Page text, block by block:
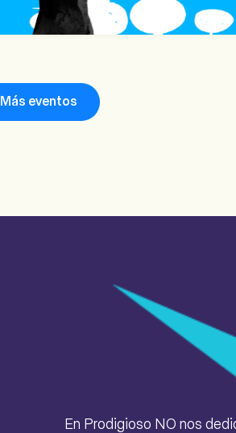
Más eventos
En Prodigioso NO nos